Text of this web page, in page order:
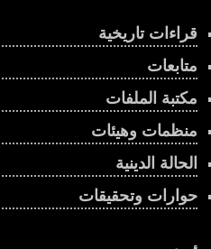
قراءات تاريخية
متابعات
مكتبة الملفات
منظمات وهيئات
الحالة الدينية
حوارات وتحقيقات